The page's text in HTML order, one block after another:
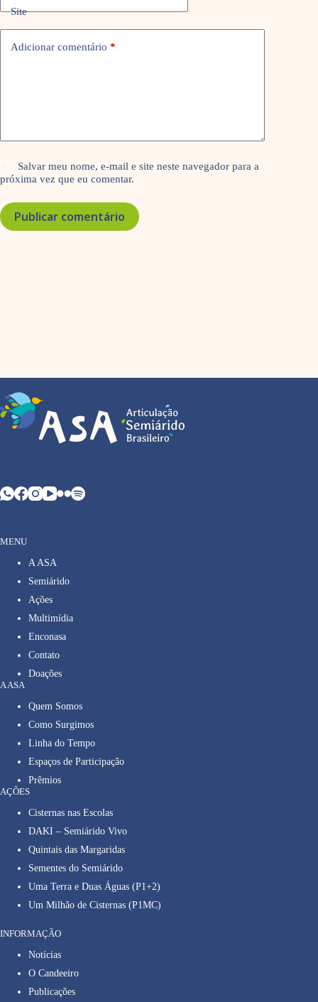
Site
Adicionar comentário *
Salvar meu nome, e-mail e site neste navegador para a
próxima vez que eu comentar.
Publicar comentário
MENU
A ASA
Semiárido
Ações
Multimídia
Enconasa
Contato
Doações
A ASA
Quem Somos
Como Surgimos
Linha do Tempo
Espaços de Participação
Prêmios
AÇÕES
Cisternas nas Escolas
DAKI – Semiárido Vivo
Quintais das Margaridas
Sementes do Semiárido
Uma Terra e Duas Águas (P1+2)
Um Milhão de Cisternas (P1MC)
INFORMAÇÃO
Notícias
O Candeeiro
Publicações